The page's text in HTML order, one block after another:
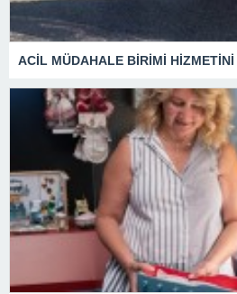
ACİL MÜDAHALE BİRİMİ HİZMETİNİ